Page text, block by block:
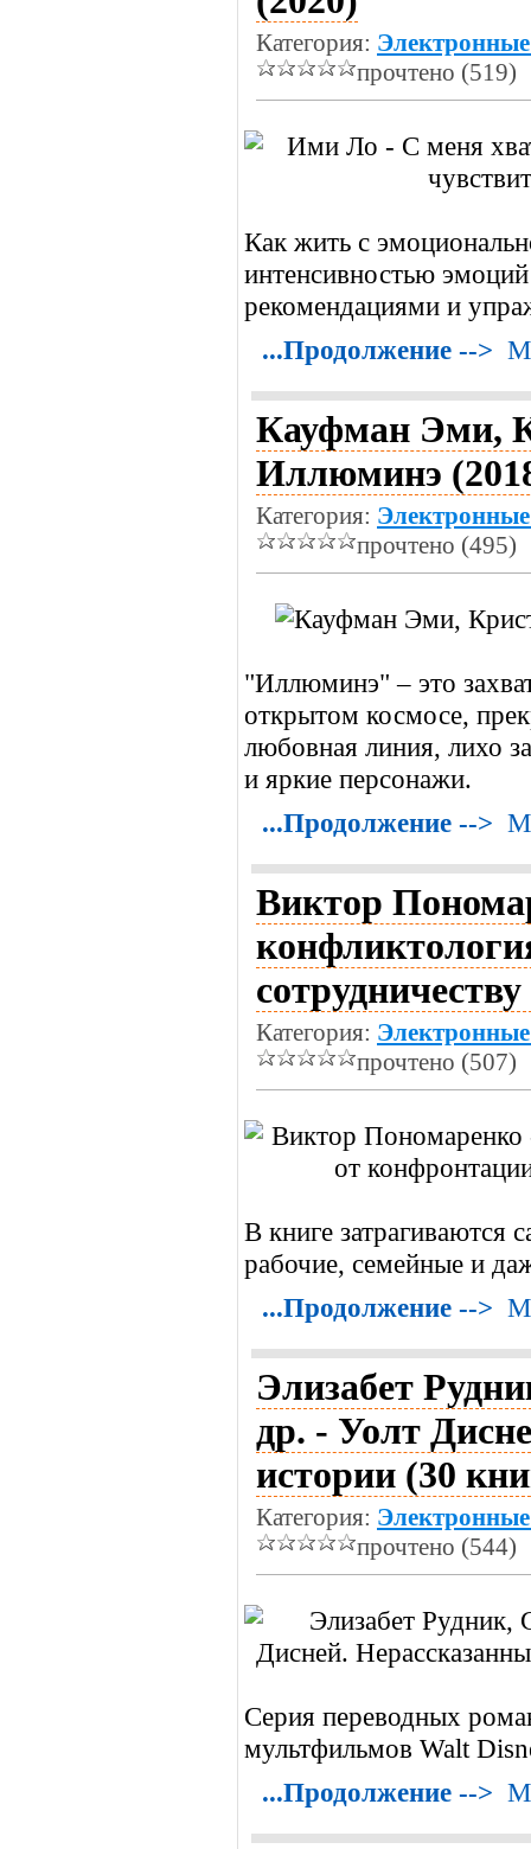
Категория:
прочтено (519)
Как жить с
интенсивностью
рекомендациями и
...Продолжение -->
Кауфман Эми,
Иллюминэ
Категория:
прочтено (495)
"Иллюминэ" – это
открытом космосе,
любовная линия, лихо
и яркие персонажи.
...Продолжение -->
Виктор
Категория:
прочтено (507)
В книге затрагиваются
рабочие, семейные и
...Продолжение -->
Элизабет
др. - Уолт
истории (30
Категория:
прочтено (544)
Серия переводных
мультфильмов Walt
...Продолжение -->